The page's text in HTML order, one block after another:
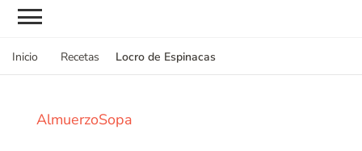
Inicio Recetas Locro de Espinacas
AlmuerzoSopa